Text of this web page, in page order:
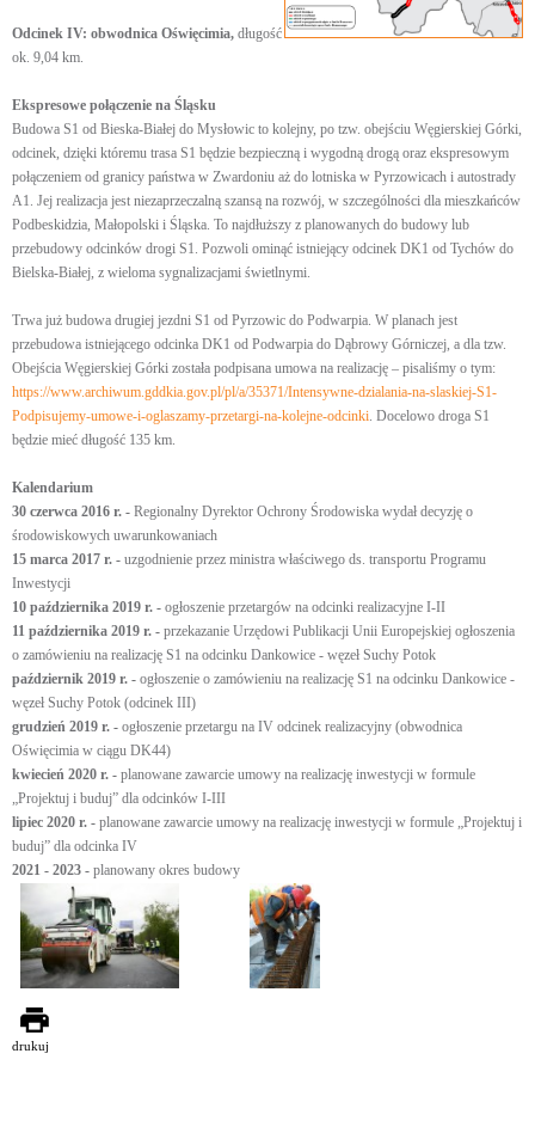
Odcinek IV: obwodnica Oświęcimia, długość
ok. 9,04 km.
Ekspresowe połączenie na Śląsku
Budowa S1 od Bieska-Białej do Mysłowic to kolejny, po tzw. obejściu Węgierskiej Górki,
odcinek, dzięki któremu trasa S1 będzie bezpieczną i wygodną drogą oraz ekspresowym
połączeniem od granicy państwa w Zwardoniu aż do lotniska w Pyrzowicach i autostrady
A1. Jej realizacja jest niezaprzeczalną szansą na rozwój, w szczególności dla mieszkańców
Podbeskidzia, Małopolski i Śląska. To najdłuższy z planowanych do budowy lub
przebudowy odcinków drogi S1. Pozwoli ominąć istniejący odcinek DK1 od Tychów do
Bielska-Białej, z wieloma sygnalizacjami świetlnymi.
Trwa już budowa drugiej jezdni S1 od Pyrzowic do Podwarpia. W planach jest
przebudowa istniejącego odcinka DK1 od Podwarpia do Dąbrowy Górniczej, a dla tzw.
Obejścia Węgierskiej Górki została podpisana umowa na realizację – pisaliśmy o tym:
https://www.archiwum.gddkia.gov.pl/pl/a/35371/Intensywne-dzialania-na-slaskiej-S1-
Podpisujemy-umowe-i-oglaszamy-przetargi-na-kolejne-odcinki. Docelowo droga S1
będzie mieć długość 135 km.
Kalendarium
30 czerwca 2016 r. - Regionalny Dyrektor Ochrony Środowiska wydał decyzję o
środowiskowych uwarunkowaniach
15 marca 2017 r. - uzgodnienie przez ministra właściwego ds. transportu Programu
Inwestycji
10 października 2019 r. - ogłoszenie przetargów na odcinki realizacyjne I-II
11 października 2019 r. - przekazanie Urzędowi Publikacji Unii Europejskiej ogłoszenia
o zamówieniu na realizację S1 na odcinku Dankowice - węzeł Suchy Potok
październik 2019 r. - ogłoszenie o zamówieniu na realizację S1 na odcinku Dankowice -
węzeł Suchy Potok (odcinek III)
grudzień 2019 r. - ogłoszenie przetargu na IV odcinek realizacyjny (obwodnica
Oświęcimia w ciągu DK44)
kwiecień 2020 r. - planowane zawarcie umowy na realizację inwestycji w formule
„Projektuj i buduj” dla odcinków I-III
lipiec 2020 r. - planowane zawarcie umowy na realizację inwestycji w formule „Projektuj i
buduj” dla odcinka IV
2021 - 2023 - planowany okres budowy
drukuj